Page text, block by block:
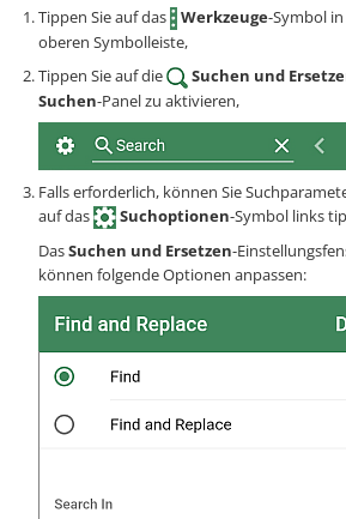
Tippen Sie auf das Werkzeuge-Symbol
oberen Symbolleiste,
Tippen Sie auf die
Suchen und
Suchen-Panel zu aktivieren,
Falls erforderlich, können Sie
auf das
Suchoptionen-Symbol links
DasSuchen und Ersetzen-
können folgende Optionen anpassen: